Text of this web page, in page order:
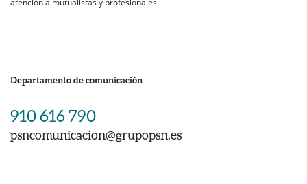
Departamento de comunicación
910 616 790
psncomunicacion@grupopsn.es